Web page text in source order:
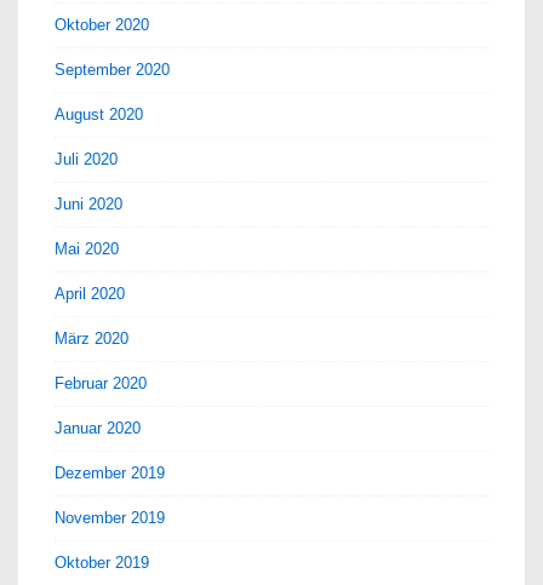
Oktober 2020
September 2020
August 2020
Juli 2020
Juni 2020
Mai 2020
April 2020
März 2020
Februar 2020
Januar 2020
Dezember 2019
November 2019
Oktober 2019